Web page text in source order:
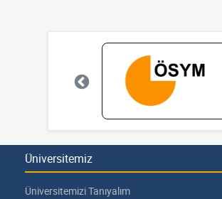
Üniversitemiz
Üniversitemizi Tanıyalım